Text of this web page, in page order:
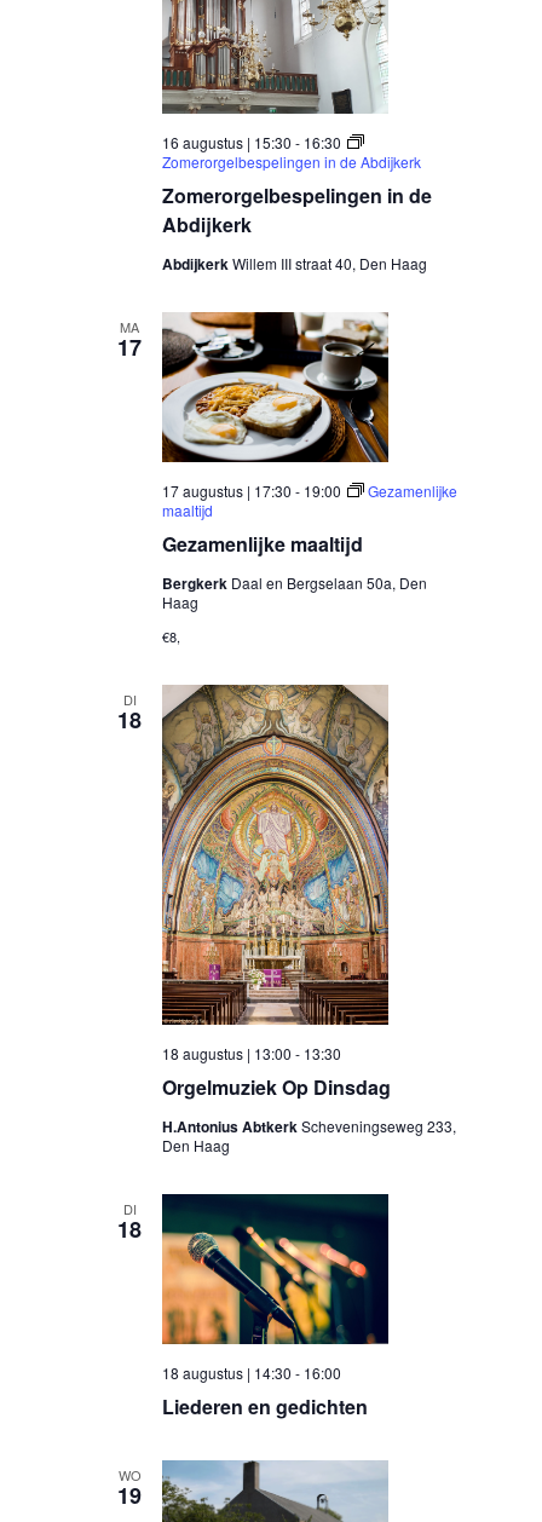
Zomerorgelbespelingen in de
Abdijkerk
16 augustus | 15:30 - 16:30
Zomerorgelbespelingen in de Abdijkerk
AbdijkerkWillem III straat 40, Den Haag
MA
17
Gezamenlijke maaltijd
17 augustus | 17:30 - 19:00
Gezamenlijke
maaltijd
Bergkerk Daal en Bergselaan 50a, Den
Haag
€8,
DI
18
Orgelmuziek Op Dinsdag
18 augustus | 13:00 - 13:30
H.Antonius AbtkerkScheveningseweg 233,
Den Haag
DI
18
Liederen en gedichten
18 augustus | 14:30 - 16:00
WO
19